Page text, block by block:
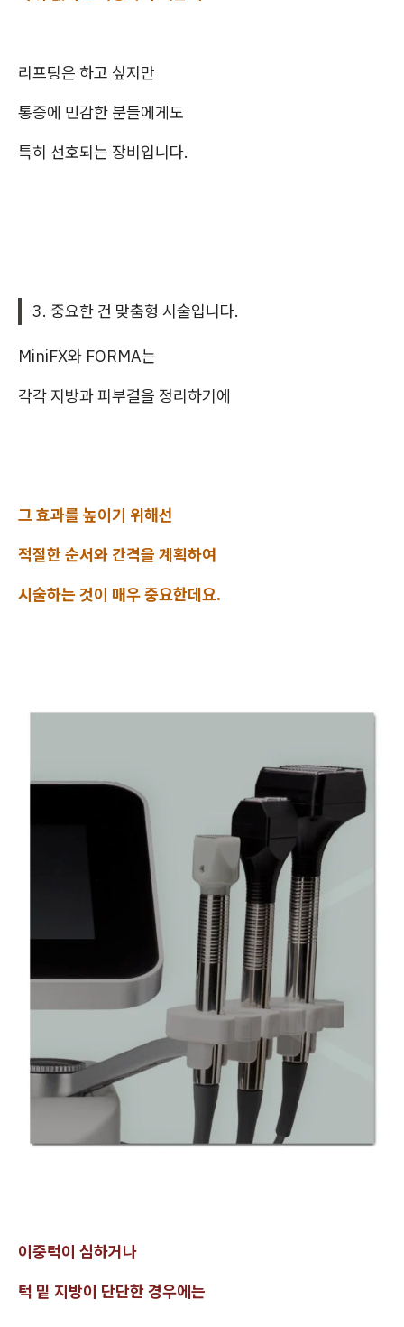
리프팅은 하고 싶지만
통증에 민감한 분들에게도
특히 선호되는 장비입니다.
3. 중요한 건 맞춤형 시술입니다.
MiniFX와 FORMA는
각각 지방과 피부결을 정리하기에
그 효과를 높이기 위해선
적절한 순서와 간격을 계획하여
시술하는 것이 매우 중요한데요.
이중턱이 심하거나
턱 밑 지방이 단단한 경우에는